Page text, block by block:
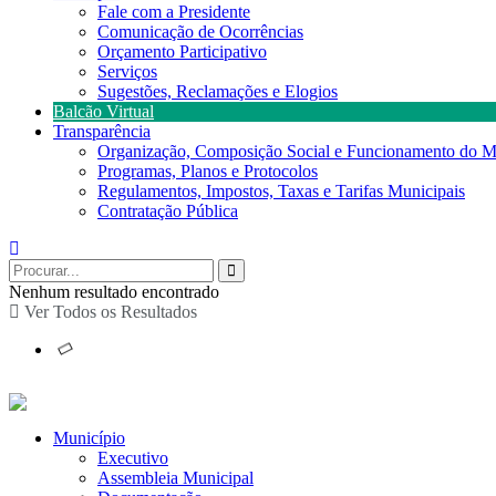
Fale com a Presidente
Comunicação de Ocorrências
Orçamento Participativo
Serviços
Sugestões, Reclamações e Elogios
Balcão Virtual
Transparência
Organização, Composição Social e Funcionamento do
Programas, Planos e Protocolos
Regulamentos, Impostos, Taxas e Tarifas Municipais
Contratação Pública
Nenhum resultado encontrado
Ver Todos os Resultados
Município
Executivo
Assembleia Municipal